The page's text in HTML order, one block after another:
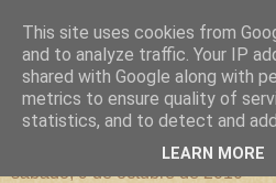
un sitio diferente
una casa para crecer, un castillo
sábado, 9 de octubre de 2010
This site uses cookies from
and to analyze traffic. Your IP
shared with Google along with
metrics to ensure quality of
statistics, and to detect and
LEARN MORE